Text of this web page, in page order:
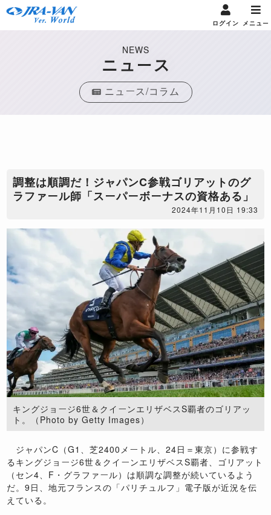
ログイン メニュー
NEWS
ニュース
ニュース/コラム
調整は順調だ！ジャパンC参戦ゴリアットのグ
ラファール師「スーパーボーナスの資格ある」
2024年11月10日 19:33
キングジョージ6世＆クイーンエリザベスS覇者のゴリアッ
ト。（Photo by Getty Images）
ジャパンC（G1、芝2400メートル、24日＝東京）に参戦す
るキングジョージ6世＆クイーンエリザベスS覇者、ゴリアット
（セン4、F・グラファール）は順調な調整が続いているよう
だ。9日、地元フランスの「パリチュルフ」電子版が近況を伝
えている。